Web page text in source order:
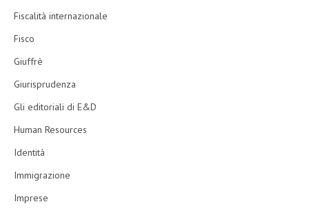
Fiscalità internazionale
Fisco
Giuffrè
Giurisprudenza
Gli editoriali di E&D
Human Resources
Identità
Immigrazione
Imprese